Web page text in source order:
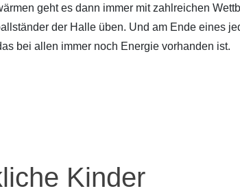
geht es dann immer mit zahlreichen
der Halle üben. Und am Ende eines
bei allen immer noch Energie vorhanden ist.
Kinder